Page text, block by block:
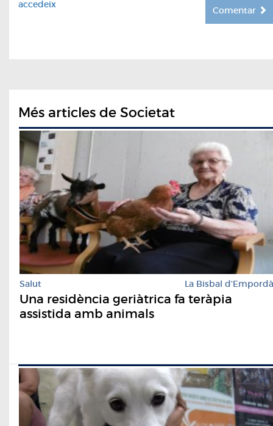
accedeix
Comentar
Més articles de Societat
Salut La Bisbal d'Empordà
Una residència geriàtrica fa teràpia
assistida amb animals